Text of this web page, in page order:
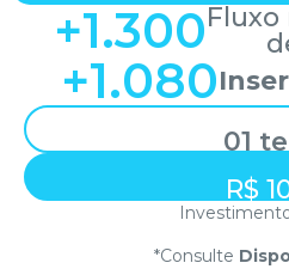
+1.300Fluxo
+1.080
01
R$
*Consulte